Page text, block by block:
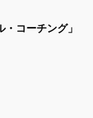
コーチング」